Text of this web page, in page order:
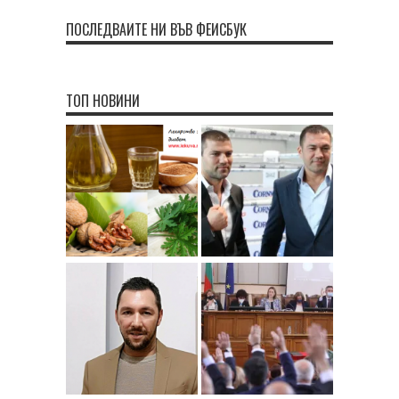
ПОСЛЕДВАЙТЕ НИ ВЪВ ФЕЙСБУК
ТОП НОВИНИ